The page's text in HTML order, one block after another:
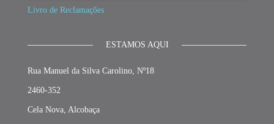
Livro de Reclamações
ESTAMOS AQUI
Rua Manuel da Silva Carolino, Nº18
2460-352
Cela Nova, Alcobaça